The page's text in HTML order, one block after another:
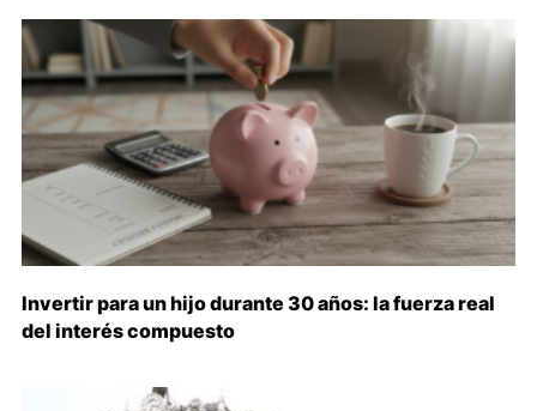
Invertir para un hijo durante 30 años: la fuerza real
del interés compuesto